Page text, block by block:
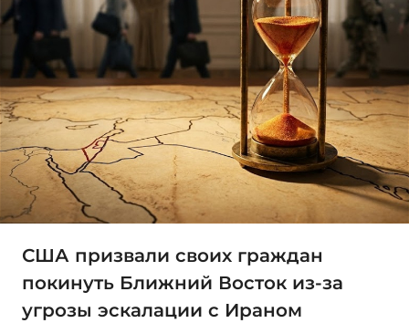
США призвали своих граждан
покинуть Ближний Восток из-за
угрозы эскалации с Ираном